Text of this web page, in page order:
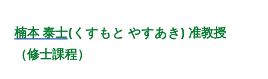
楠本 泰士(くすもと やすあき) 准教授
（修士課程）